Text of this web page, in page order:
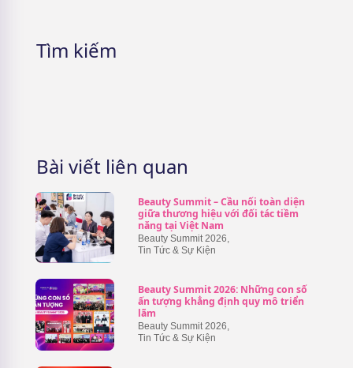
Tìm kiếm
Bài viết liên quan
Beauty Summit – Cầu nối toàn diện
giữa thương hiệu với đối tác tiềm
năng tại Việt Nam
Beauty Summit 2026,
Tin Tức & Sự Kiện
Beauty Summit 2026: Những con số
ấn tượng khẳng định quy mô triển
lãm
Beauty Summit 2026
Tin Tức & Sự Kiện